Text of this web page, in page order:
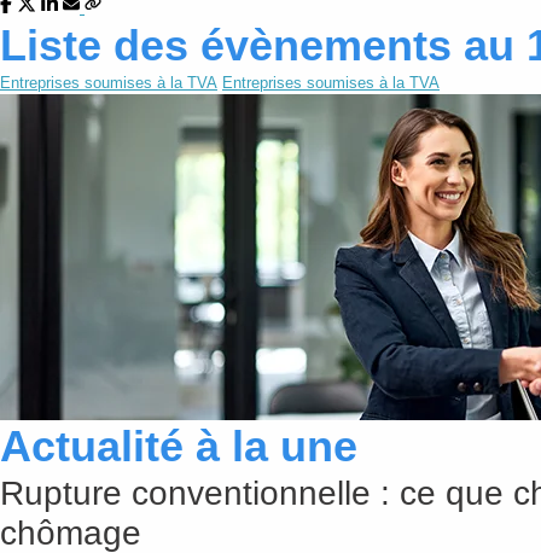
Liste des évènements au
Entreprises soumises à la TVA Entreprises soumises à la TVA
Actualité à la une
Rupture conventionnelle : ce que
chômage